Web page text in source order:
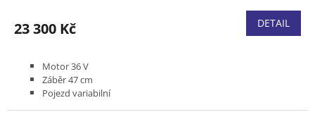
23 300 Kč DETAIL
Motor 36 V
Záběr 47 cm
Pojezd variabilní